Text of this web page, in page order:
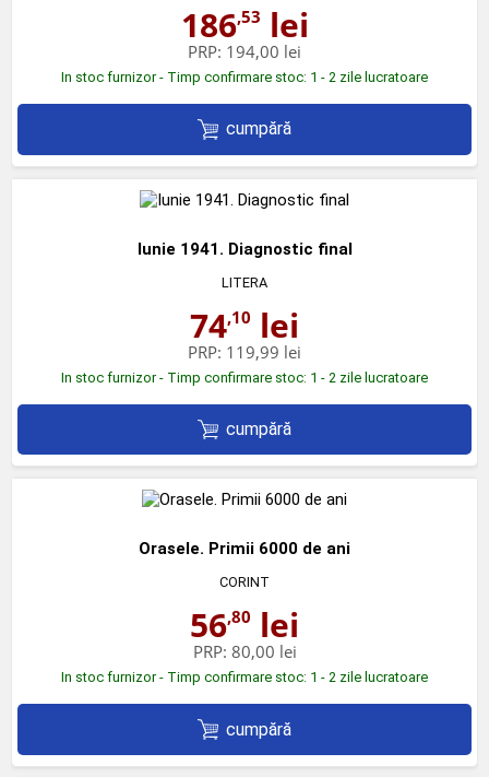
186,53 lei
PRP: 194,00 lei
In stoc furnizor - Timp confirmare stoc: 1 - 2 zile lucratoare
cumpără
Iunie 1941. Diagnostic final
LITERA
74,10 lei
PRP: 119,99 lei
In stoc furnizor - Timp confirmare stoc: 1 - 2 zile lucratoare
cumpără
Orasele. Primii 6000 de ani
CORINT
56,80 lei
PRP: 80,00 lei
In stoc furnizor - Timp confirmare stoc: 1 - 2 zile lucratoare
cumpără